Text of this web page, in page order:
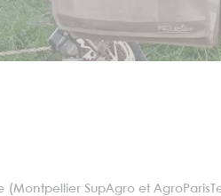
(Montpellier SupAgroet